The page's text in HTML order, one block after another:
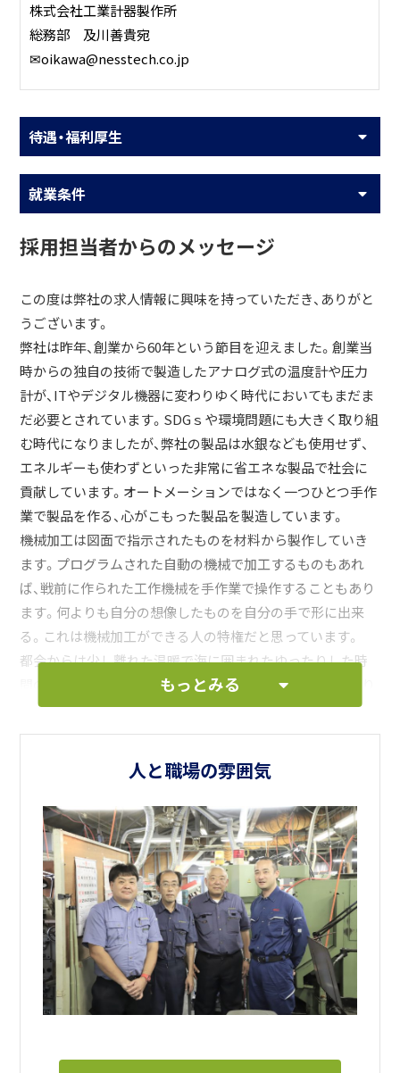
株式会社工業計器製作所
総務部 及川善貴宛
✉oikawa@nesstech.co.jp
待遇・福利厚生
就業条件
採用担当者からのメッセージ
この度は弊社の求人情報に興味を持っていただき、ありがと
うございます。
弊社は昨年、創業から60年という節目を迎えました。創業当
時からの独自の技術で製造したアナログ式の温度計や圧力
計が、ITやデジタル機器に変わりゆく時代においてもまだま
だ必要とされています。SDGｓや環境問題にも大きく取り組
む時代になりましたが、弊社の製品は水銀なども使用せず、
エネルギーも使わずといった非常に省エネな製品で社会に
貢献しています。オートメーションではなく一つひとつ手作
業で製品を作る、心がこもった製品を製造しています。
機械加工は図面で指示されたものを材料から製作していき
ます。プログラムされた自動の機械で加工するものもあれ
ば、戦前に作られた工作機械を手作業で操作することもあり
ます。何よりも自分の想像したものを自分の手で形に出来
る。これは機械加工ができる人の特権だと思っています。
都会からは少し離れた温暖で海に囲まれたゆったりした時
間の流れの中で、アットホームな雰囲気で一緒に製品を作り
ましょう。
もっとみる
人と職場の雰囲気